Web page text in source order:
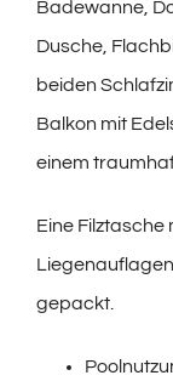
Badewanne,
Dusche,
beiden
Balkon mit
einem
Eine
gepackt.